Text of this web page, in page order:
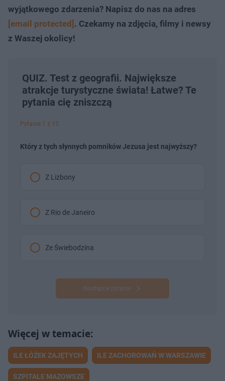
wyjątkowego zdarzenia? Napisz do nas na adres
[email protected] . Czekamy na zdjęcia, filmy i newsy
z Waszej okolicy!
QUIZ. Test z geografii. Największe
atrakcje turystyczne świata! Łatwe? Te
pytania cię zniszczą
Pytanie 1 z 15
Który z tych słynnych pomników Jezusa jest najwyższy?
Z Lizbony
Z Rio de Janeiro
Ze Świebodzina
Następne pytanie
ILE ŁÓŻEK ZAJĘTYCH ILE ZACHOROWAŃ W WARSZAWIE
SZPITALE MAZOWSZE